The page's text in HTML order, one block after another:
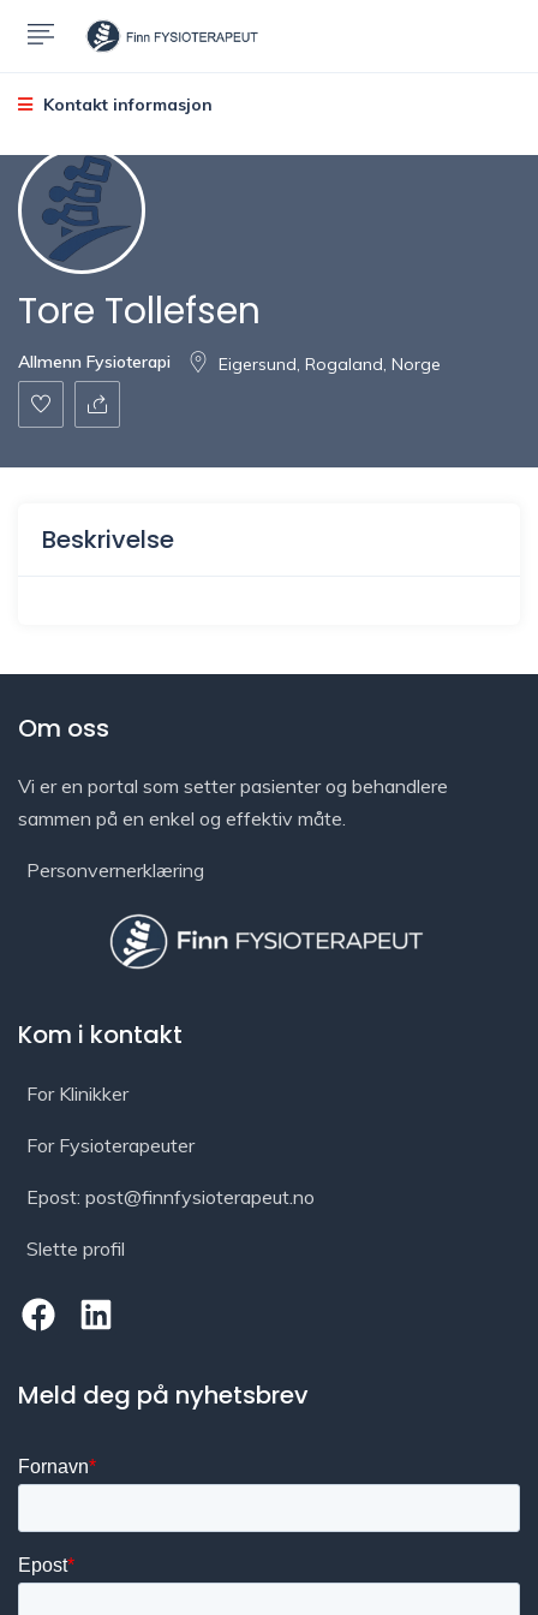
Kontakt informasjon
Tore Tollefsen
Allmenn Fysioterapi Eigersund, Rogaland, Norge
Beskrivelse
Om oss
Vi er en portal som setter pasienter og behandlere
sammen på en enkel og effektiv måte.
Personvernerklæring
Kom i kontakt
For Klinikker
For Fysioterapeuter
Epost: post@finnfysioterapeut.no
Slette profil
Meld deg på nyhetsbrev